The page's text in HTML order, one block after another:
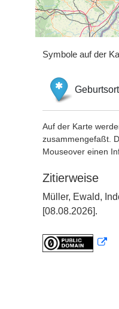
Symbole auf der
Geburtsort
Auf der Karte
zusammengefaßt.
Mouseover einen
Zitierweise
Müller, Ewald,
[08.08.2026].